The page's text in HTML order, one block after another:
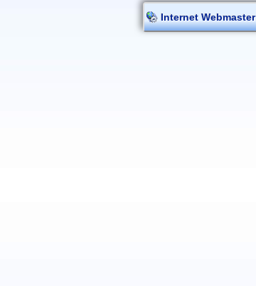
Internet Webmaster